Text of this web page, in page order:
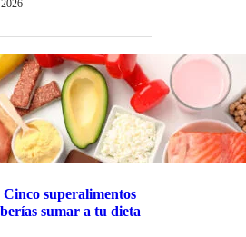
superalimentos
sumar a tu dieta